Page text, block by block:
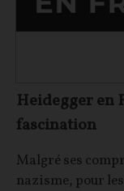
Heidegger en
fascination
Malgré ses
nazisme, pour